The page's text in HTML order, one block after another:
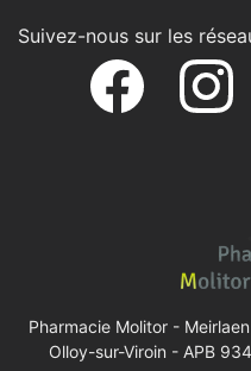
Suivez-nous sur les
Pharmacie Molitor -
Olloy-sur-Viroin - APB